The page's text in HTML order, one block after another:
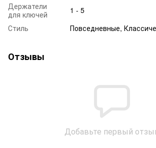
Держатели
для ключей
1 - 5
Стиль
Повседневные,
Отзывы
Добавьте первый